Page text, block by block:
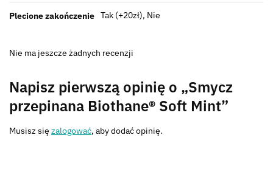
Plecione zakończenie Tak (+20zł), Nie
Nie ma jeszcze żadnych recenzji
Napisz pierwszą opinię o „Smycz
przepinana Biothane® Soft Mint”
Musisz się zalogować, aby dodać opinię.